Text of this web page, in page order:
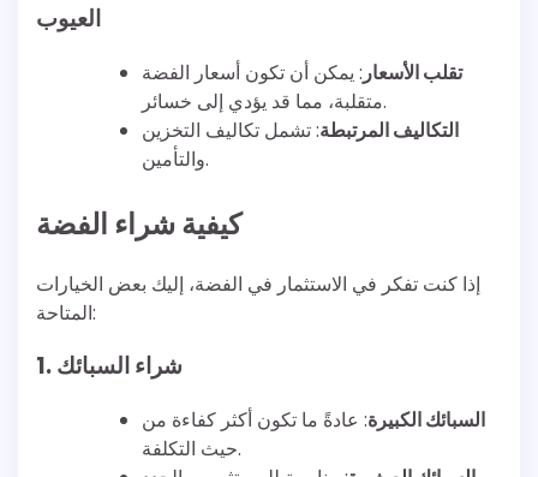
العيوب
تقلب الأسعار : يمكن أن تكون أسعار الفضة
متقلبة، مما قد يؤدي إلى خسائر.
التكاليف المرتبطة: تشمل تكاليف التخزين
والتأمين.
كيفية شراء الفضة
إذا كنت تفكر في الاستثمار في الفضة، إليك بعض الخيارات
المتاحة:
1. شراء السبائك
السبائك الكبيرة: عادةً ما تكون أكثر كفاءة من
حيث التكلفة.